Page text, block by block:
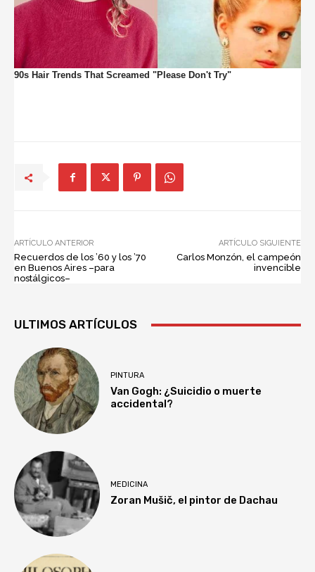
ARTÍCULO ANTERIOR
Recuerdos de los ’60 y los ’70
en Buenos Aires –para
nostálgicos–
ARTÍCULO SIGUIENTE
Carlos Monzón, el campeón
invencible
ULTIMOS ARTÍCULOS
PINTURA
Van Gogh: ¿Suicidio o muerte
accidental?
MEDICINA
Zoran Mušič, el pintor de Dachau